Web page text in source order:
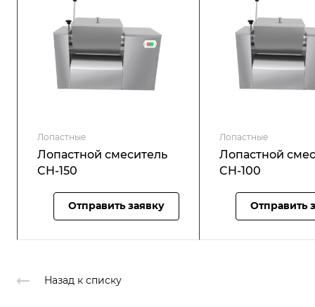
Лопастные
Лопастной смеситель
CH-150
Отправить заявку
Лопастные
Лопастной
CH-100
Отправить
Назад к списку